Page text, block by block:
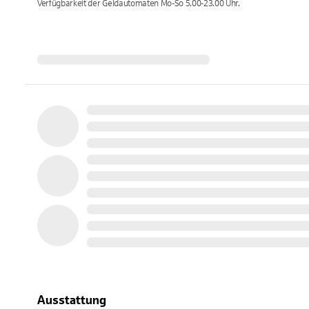
Verfügbarkeit der Geldautomaten Mo-So 5.00-23.00Uhr.
Ausstattung